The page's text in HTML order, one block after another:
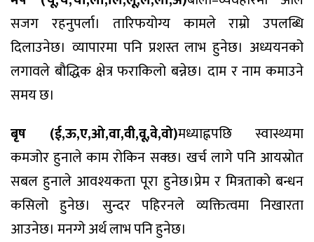
सजग रहनुपर्ला। तारिफयोग्य कामले राम्रो उपलब्धि
दिलाउनेछ। व्यापारमा पनि प्रशस्त लाभ हुनेछ। अध्ययनको
लगावले बौद्धिक क्षेत्र फराकिलो बन्नेछ। दाम र नाम कमाउने
समय छ।
बृष (ई,ऊ,ए,ओ,वा,वी,वू,वे,वो)मध्याह्नपछि स्वास्थ्यमा
कमजोर हुनाले काम रोकिन सक्छ। खर्च लागे पनि आयस्रोत
सबल हुनाले आवश्यकता पूरा हुनेछ।प्रेम र मित्रताको बन्धन
कसिलो हुनेछ। सुन्दर पहिरनले व्यक्तित्वमा निखारता
आउनेछ। मनग्गे अर्थ लाभ पनि हुनेछ।